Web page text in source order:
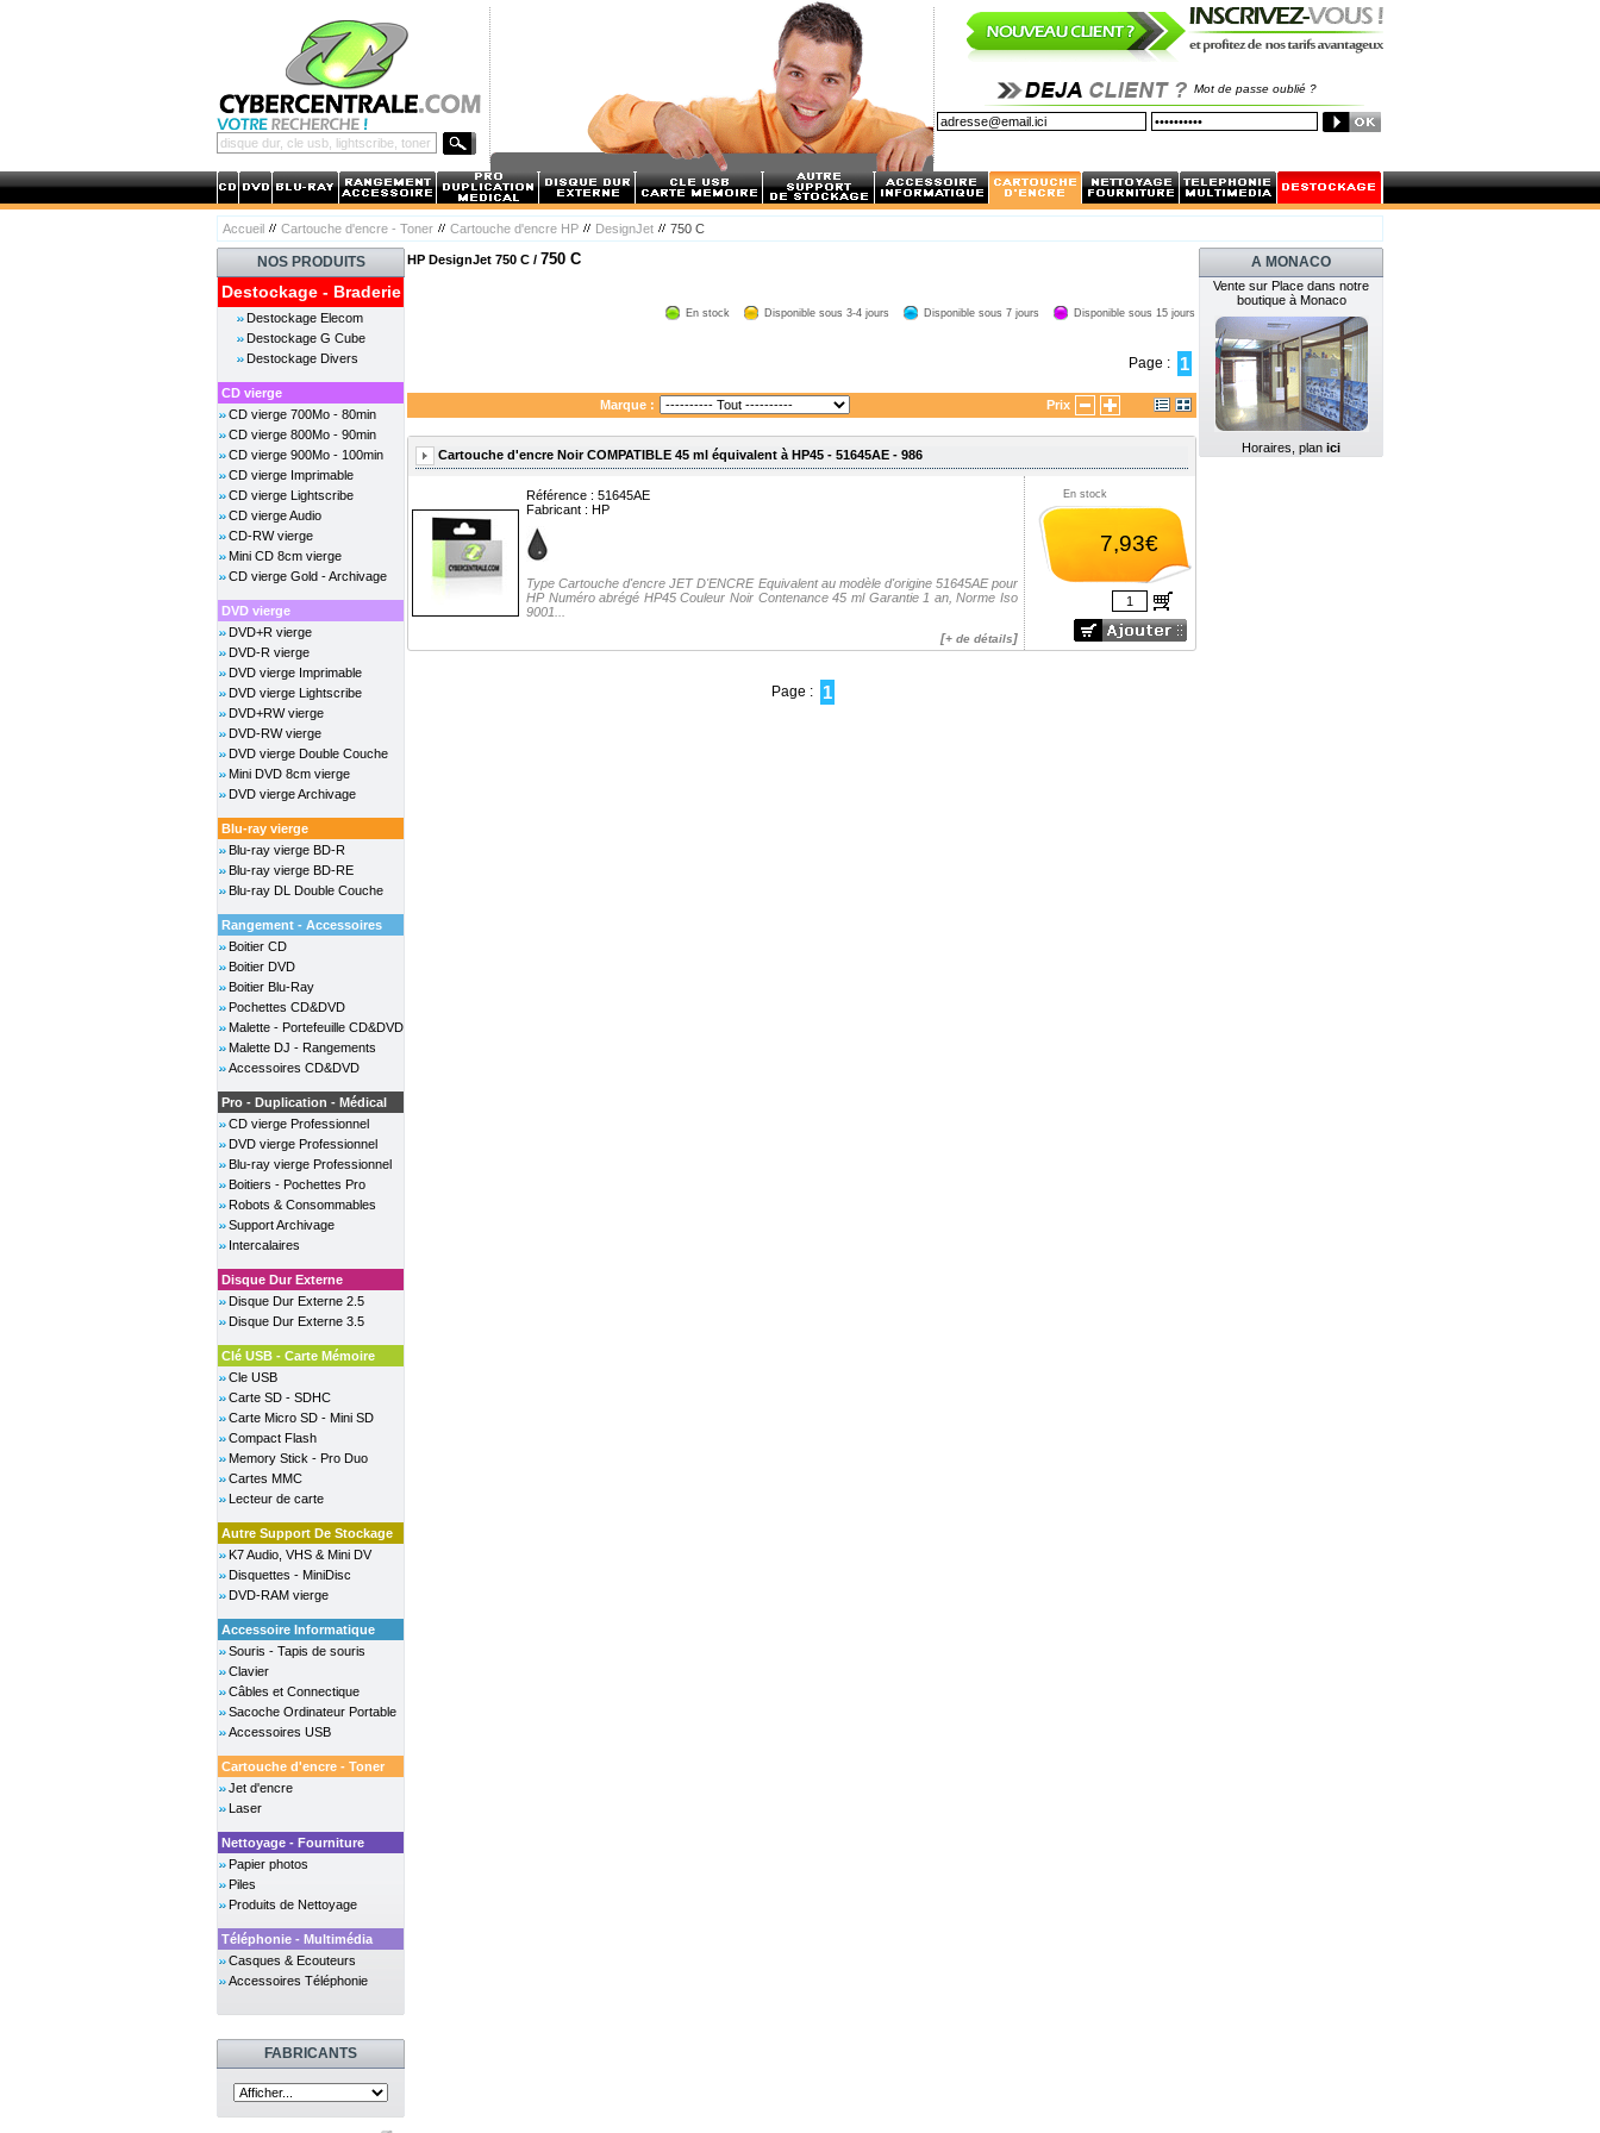
Mot de passe oublié ?
Accueil Cartouche d'encre - Toner Cartouche d'encre HP DesignJet 750 C
NOS PRODUITS
Destockage - Braderie
Destockage Elecom
Destockage G Cube
Destockage Divers
CD vierge
CD vierge 700Mo - 80min
CD vierge 800Mo - 90min
CD vierge 900Mo - 100min
CD vierge Imprimable
CD vierge Lightscribe
CD vierge Audio
CD-RW vierge
Mini CD 8cm vierge
CD vierge Gold - Archivage
DVD vierge
DVD+R vierge
DVD-R vierge
DVD vierge Imprimable
DVD vierge Lightscribe
DVD+RW vierge
DVD-RW vierge
DVD vierge Double Couche
Mini DVD 8cm vierge
DVD vierge Archivage
Blu-ray vierge
Blu-ray vierge BD-R
Blu-ray vierge BD-RE
Blu-ray DL Double Couche
Rangement - Accessoires
Boitier CD
Boitier DVD
Boitier Blu-Ray
Pochettes CD&DVD
Malette - Portefeuille CD&DVD
Malette DJ - Rangements
Accessoires CD&DVD
Pro - Duplication - Médical
CD vierge Professionnel
DVD vierge Professionnel
Blu-ray vierge Professionnel
Boitiers - Pochettes Pro
Robots & Consommables
Support Archivage
Intercalaires
Disque Dur Externe
Disque Dur Externe 2.5
Disque Dur Externe 3.5
Clé USB - Carte Mémoire
Cle USB
Carte SD - SDHC
Carte Micro SD - Mini SD
Compact Flash
Memory Stick - Pro Duo
Cartes MMC
Lecteur de carte
Autre Support De Stockage
K7 Audio, VHS & Mini DV
Disquettes - MiniDisc
DVD-RAM vierge
Accessoire Informatique
Souris - Tapis de souris
Clavier
Câbles et Connectique
Sacoche Ordinateur Portable
Accessoires USB
Cartouche d'encre - Toner
Jet d'encre
Laser
Nettoyage - Fourniture
Papier photos
Piles
Produits de Nettoyage
Téléphonie - Multimédia
Casques & Ecouteurs
Accessoires Téléphonie
FABRICANTS
HP DesignJet 750 C / 750 C
En stock Disponible sous 3-4 jours Disponible sous 7 jours Disponible sous 15 jours
Page : 1
Marque : Prix
Cartouche d'encre Noir COMPATIBLE 45 ml équivalent à HP45 - 51645AE - 986
En stock
7,93€
Référence : 51645AE
Fabricant : HP
Type Cartouche d'encre JET D'ENCRE Equivalent au modèle d'origine 51645AE pour
HP Numéro abrégé HP45 Couleur Noir Contenance 45 ml Garantie 1 an, Norme Iso
9001...
[+ de détails]
Page : 1
A MONACO
Vente sur Place dans notre
boutique à Monaco
Horaires, plan ici